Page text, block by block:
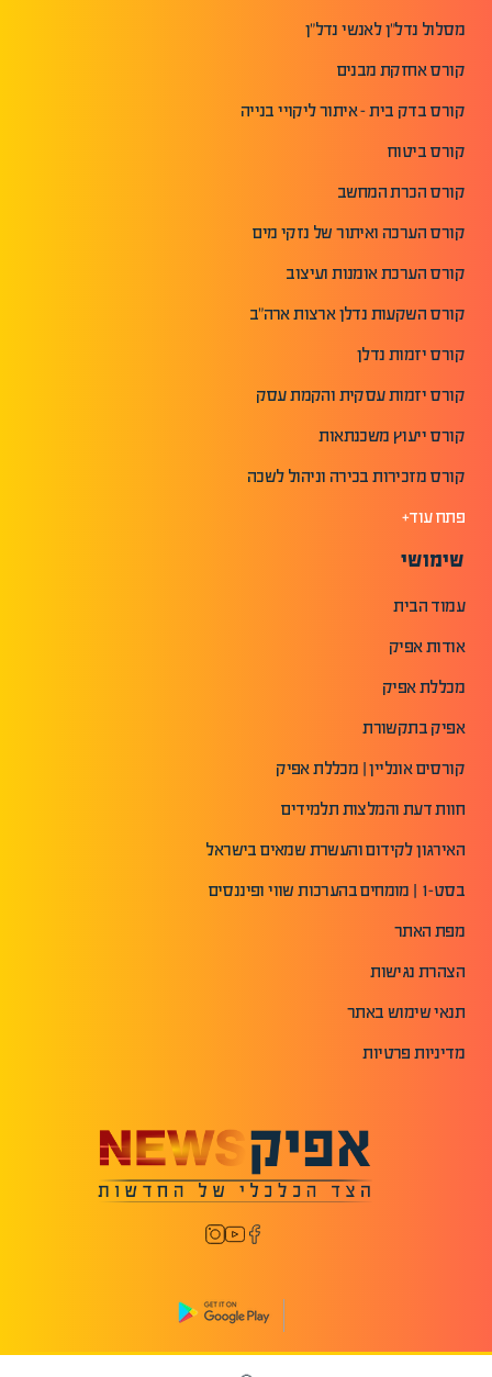
מסלול נדל"ן לאנשי נדל"ן
קורס אחזקת מבנים
קורס בדק בית - איתור ליקויי בנייה
קורס ביטוח
קורס הכרת המחשב
קורס הערכה ואיתור של נזקי מים
קורס הערכת אומנות ועיצוב
קורס השקעות נדלן ארצות ארה"ב
קורס יזמות נדלן
קורס יזמות עסקית והקמת עסק
קורס ייעוץ משכנתאות
קורס מזכירות בכירה וניהול לשכה
פתח עוד+
שימושי
עמוד הבית
אודות אפיק
מכללת אפיק
אפיק בתקשורת
קורסים אונליין | מכללת אפיק
חוות דעת והמלצות תלמידים
האירגון לקידום והעשרת שמאים בישראל
בסט-1 | מומחים בהערכות שווי ופיננסים
מפת האתר
הצהרת נגישות
תנאי שימוש באתר
מדיניות פרטיות